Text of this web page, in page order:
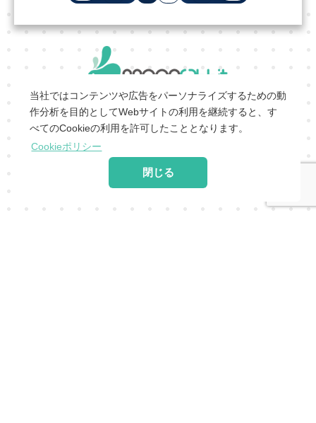
当社ではコンテンツや広告をパーソナライズするための動
作分析を目的としてWebサイトの利用を継続すると、す
べてのCookieの利用を許可したこととなります。
Cookieポリシー
閉じる
会社概要 | 会員利用規約 |
個人情報保護ポリシー
特定商取引法に基づく表
記 |
サービス利用規
約 |
2026 MoonRabbit Corporation.